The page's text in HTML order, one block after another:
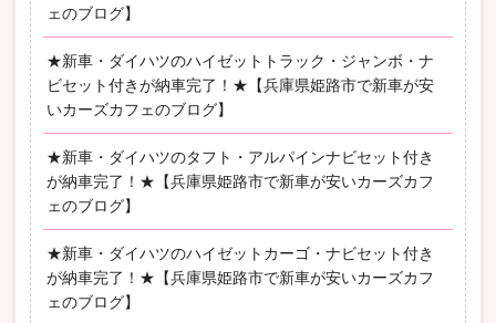
ェのブログ】
★新車・ダイハツのハイゼットトラック・ジャンボ・ナ
ビセット付きが納車完了！★【兵庫県姫路市で新車が安
いカーズカフェのブログ】
★新車・ダイハツのタフト・アルパインナビセット付き
が納車完了！★【兵庫県姫路市で新車が安いカーズカフ
ェのブログ】
★新車・ダイハツのハイゼットカーゴ・ナビセット付き
が納車完了！★【兵庫県姫路市で新車が安いカーズカフ
ェのブログ】